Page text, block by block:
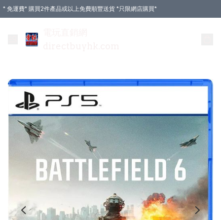
* 免運費* 購買2件產品或以上免費順豐送貨 *只限網店購買*